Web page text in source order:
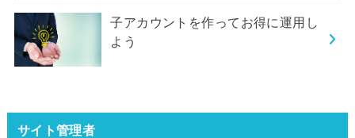
子アカウントを作ってお得に運用し
よう
サイト管理者